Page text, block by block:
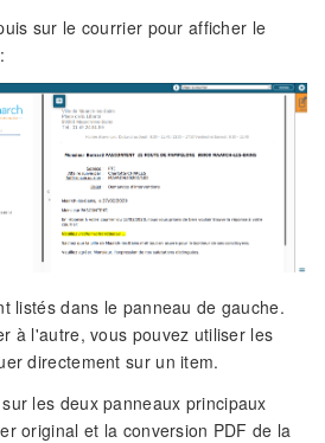
sur le courrier pour afficher le
listés dans le panneau de gauche.
à l'autre, vous pouvez utiliser les
directement sur un item.
les deux panneaux principaux
original et la conversion PDF de la